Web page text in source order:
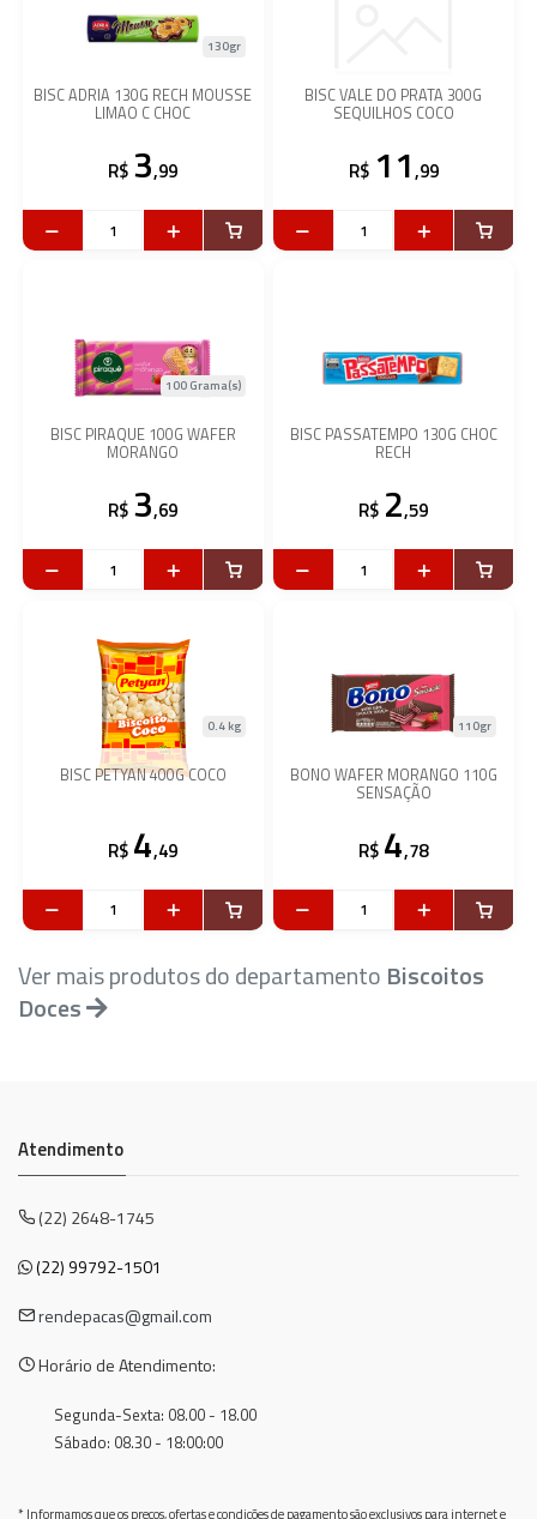
BISC ADRIA 130G RECH MOUSSE
LIMAO C CHOC
130gr
R$ 3,99
BISC VALE DO PRATA 300G
SEQUILHOS COCO
R$ 11,99
BISC PIRAQUE 100G WAFER
MORANGO
100 Grama(s)
R$ 3,69
BISC PASSATEMPO 130G CHOC
RECH
R$ 2,59
BISC PETYAN 400G COCO
0.4 kg
R$ 4,49
BONO WAFER MORANGO 110G
SENSAÇÃO
110gr
R$ 4,78
Ver mais produtos do departamento Biscoitos
Doces
Atendimento
(22) 2648-1745
(22) 99792-1501
rendepacas@gmail.com
Horário de Atendimento:
Segunda-Sexta: 08.00 - 18.00
Sábado: 08.30 - 18:00:00
* Informamos que os preços, ofertas e condições de pagamento são exclusivos para internet e